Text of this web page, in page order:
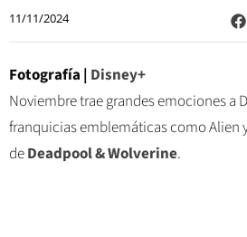
11/11/2024
Fotografía | Disney+
Noviembre trae grandes emociones a
franquicias emblemáticas como Alien
deDeadpool & Wolverine.